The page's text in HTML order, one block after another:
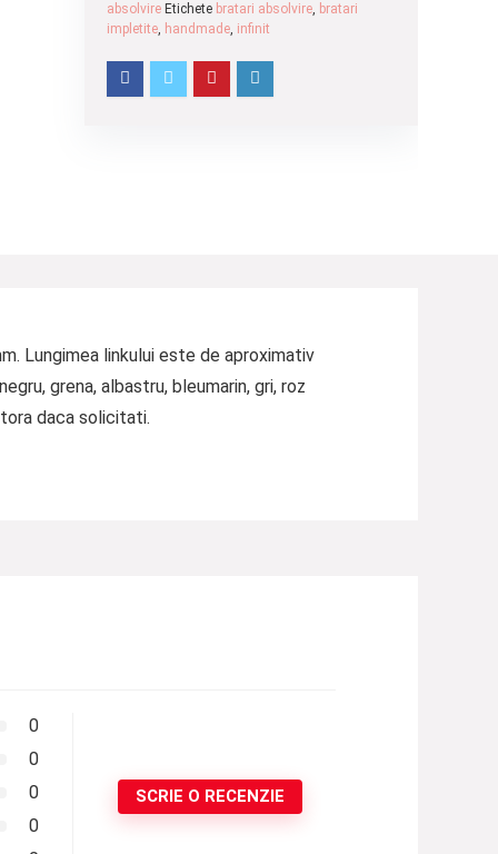
absolvire Etichete bratari absolvire, bratari
impletite, handmade, infinit
Lungimea linkului este de aproximativ
grena, albastru, bleumarin, gri, roz
daca solicitati.
0
0
0
0
SCRIE O RECENZIE